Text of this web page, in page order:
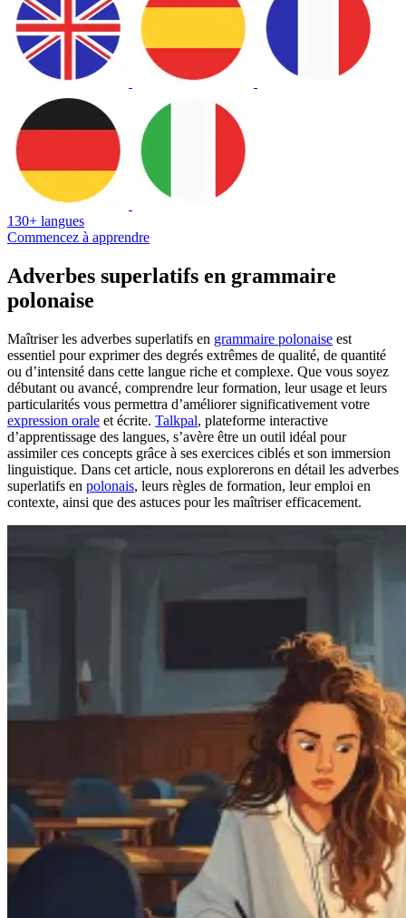
130+ langues
Commencez à apprendre
Adverbes superlatifs en grammaire
polonaise
Maîtriser les adverbes superlatifs en grammaire polonaise est
essentiel pour exprimer des degrés extrêmes de qualité, de quantité
ou d’intensité dans cette langue riche et complexe. Que vous soyez
débutant ou avancé, comprendre leur formation, leur usage et leurs
particularités vous permettra d’améliorer significativement votre
expression orale et écrite. Talkpal, plateforme interactive
d’apprentissage des langues, s’avère être un outil idéal pour
assimiler ces concepts grâce à ses exercices ciblés et son immersion
linguistique. Dans cet article, nous explorerons en détail les adverbes
superlatifs en polonais, leurs règles de formation, leur emploi en
contexte, ainsi que des astuces pour les maîtriser efficacement.